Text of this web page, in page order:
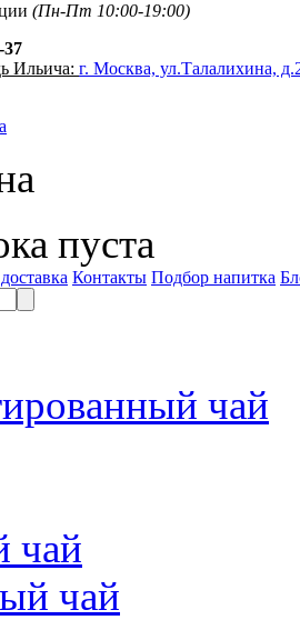
(Пн-Пт 10:00-19:00)
37
Ильича: г. Москва, ул.Талалихина,
пуста
Контакты Подбор напитка
чай
чай
чай